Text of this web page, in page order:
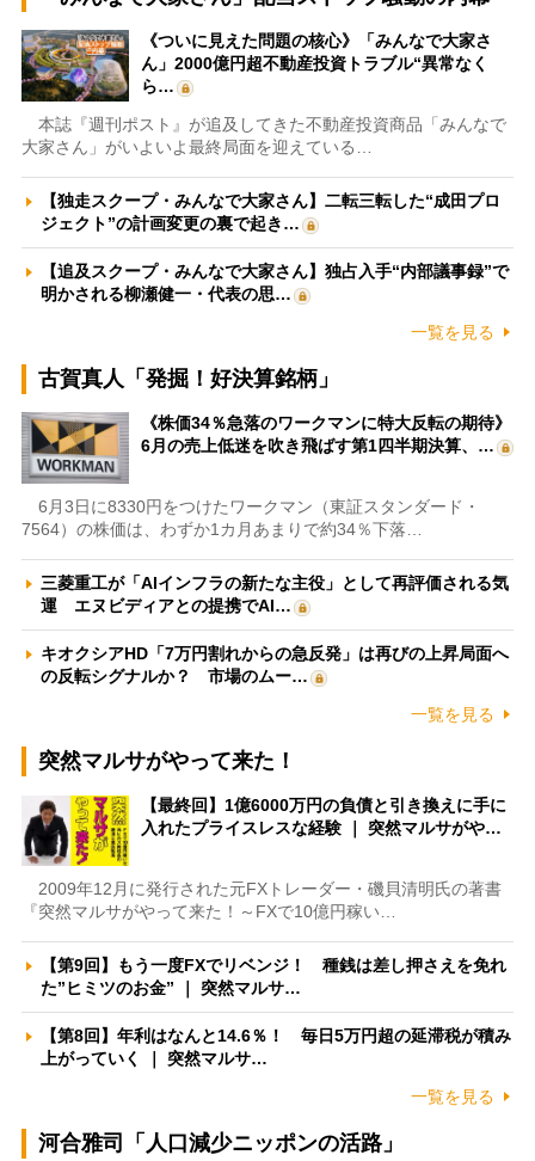
《ついに見えた問題の核心》「みんなで大家さ
ん」2000億円超不動産投資トラブル“異常なく
ら…
本誌『週刊ポスト』が追及してきた不動産投資商品「みんなで
大家さん」がいよいよ最終局面を迎えている…
【独走スクープ・みんなで大家さん】二転三転した“成田プロ
ジェクト”の計画変更の裏で起き…
【追及スクープ・みんなで大家さん】独占入手“内部議事録”で
明かされる柳瀬健一・代表の思…
一覧を見る
古賀真人「発掘！好決算銘柄」
《株価34％急落のワークマンに特大反転の期待》
6月の売上低迷を吹き飛ばす第1四半期決算、…
6月3日に8330円をつけたワークマン（東証スタンダード・
7564）の株価は、わずか1カ月あまりで約34％下落…
三菱重工が「AIインフラの新たな主役」として再評価される気
運 エヌビディアとの提携でAI…
キオクシアHD「7万円割れからの急反発」は再びの上昇局面へ
の反転シグナルか？ 市場のムー…
一覧を見る
突然マルサがやって来た！
【最終回】1億6000万円の負債と引き換えに手に
入れたプライスレスな経験 ｜ 突然マルサがや…
2009年12月に発行された元FXトレーダー・磯貝清明氏の著書
『突然マルサがやって来た！～FXで10億円稼い…
【第9回】もう一度FXでリベンジ！ 種銭は差し押さえを免れ
た”ヒミツのお金” ｜ 突然マルサ…
【第8回】年利はなんと14.6％！ 毎日5万円超の延滞税が積み
上がっていく ｜ 突然マルサ…
一覧を見る
河合雅司「人口減少ニッポンの活路」